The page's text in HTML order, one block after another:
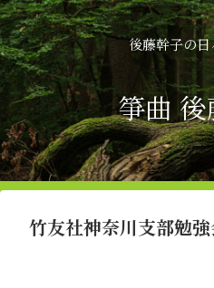
後藤幹子の
箏曲
竹友社神奈川支部勉